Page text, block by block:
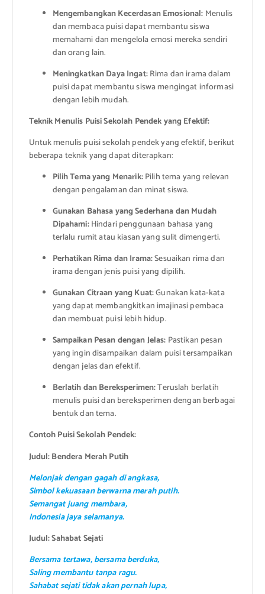
Mengembangkan Kecerdasan Emosional: Menulis
dan membaca puisi dapat membantu siswa
memahami dan mengelola emosi mereka sendiri
dan orang lain.
Meningkatkan Daya Ingat:Rima dan irama dalam
puisi dapat membantu siswa mengingat informasi
dengan lebih mudah.
Teknik Menulis Puisi Sekolah Pendek yang Efektif:
Untuk menulis puisi sekolah pendek yang efektif, berikut
beberapa teknik yang dapat diterapkan:
Pilih Tema yang Menarik:Pilih tema yang relevan
dengan pengalaman dan minat siswa.
Gunakan Bahasa yang Sederhana dan Mudah
Dipahami:Hindari penggunaan bahasa yang
terlalu rumit atau kiasan yang sulit dimengerti.
Perhatikan Rima dan Irama:Sesuaikan rima dan
irama dengan jenis puisi yang dipilih.
Gunakan Citraan yang Kuat:Gunakan kata-kata
yang dapat membangkitkan imajinasi pembaca
dan membuat puisi lebih hidup.
Sampaikan Pesan dengan Jelas: Pastikan pesan
yang ingin disampaikan dalam puisi tersampaikan
dengan jelas dan efektif.
Berlatih dan Bereksperimen:Teruslah berlatih
menulis puisi dan bereksperimen dengan berbagai
bentuk dan tema.
Contoh Puisi Sekolah Pendek:
Judul: Bendera Merah Putih
Melonjak dengan gagah di angkasa,
Simbol kekuasaan berwarna merah putih.
Semangat juang membara,
Indonesia jaya selamanya.
Judul: Sahabat Sejati
Bersama tertawa, bersama berduka,
Saling membantu tanpa ragu.
Sahabat sejati tidak akan pernah lupa,